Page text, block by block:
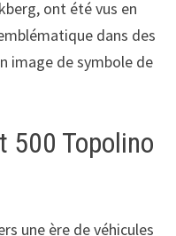
ont été vus en
dans des
image de symbole de
500 Topolino
une ère de véhicules